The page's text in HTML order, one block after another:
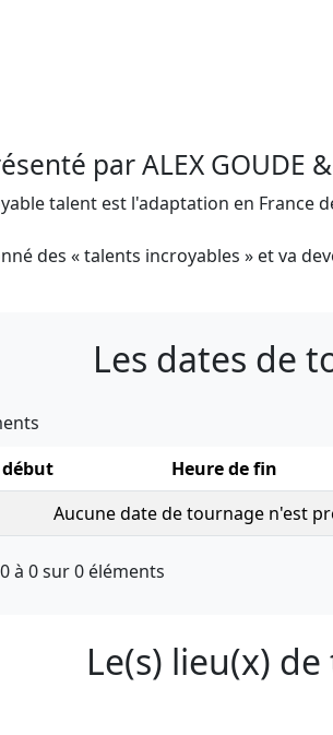
par ALEX GOUDE
talent est l'adaptation en France
des « talents incroyables » et va
Les dates de
début Heure de fin
Aucune date de tournage n'est
à 0 sur 0 éléments
Le(s) lieu(x)